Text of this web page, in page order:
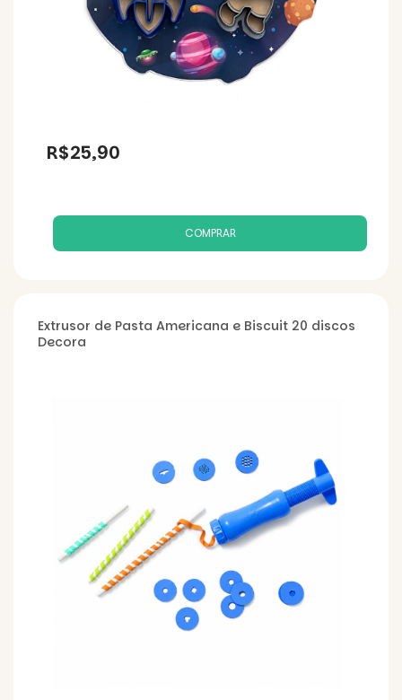
R$25,90
Extrusor de Pasta Americana e Biscuit 20 discos
Decora